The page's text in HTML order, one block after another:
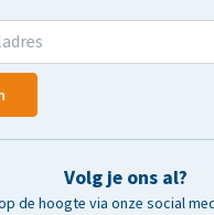
Volg je ons al?
de hoogte via onze social